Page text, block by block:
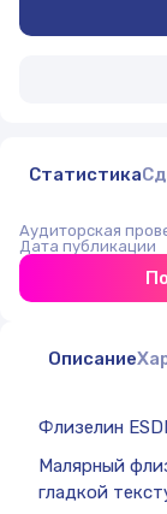
Статистика
Аудиторская
Дата публикации
Описание
Флизелин
Малярный
гладкой